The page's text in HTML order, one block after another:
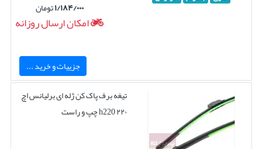
۱/۱۸۴/۰۰۰تومان
امکان ارسال روزانه
جزییات و خرید ...
تیغه برف پاک کن ژله ای برلیانس اچ
۲۲۰ h220 چپ و راست